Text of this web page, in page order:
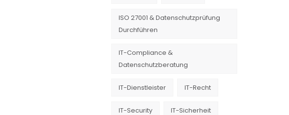
ISO 27001 & Datenschutzprüfung
Durchführen
IT-Compliance &
Datenschutzberatung
IT-Dienstleister IT-Recht
IT-Security IT-Sicherheit